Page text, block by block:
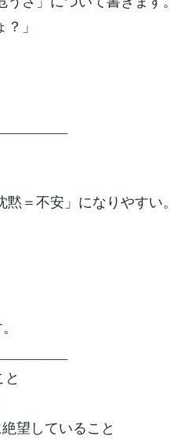
」
＝不安」になりやすい。
望していること